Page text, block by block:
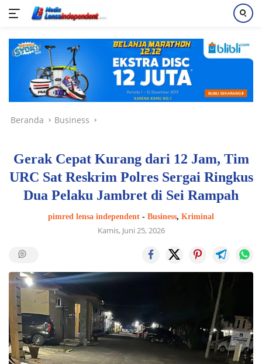
konten
Beranda Business
Gerak Cepat Kurang dari 12 Jam, Tim
URC Sat Reskrim Polres Sergai Ringkus
Dua Pelaku Jambret di Sei Rampah
pimred lensa independent - Business, Kriminal
Kamis, Juni 25, 2026